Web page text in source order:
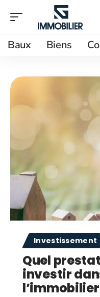
Baux Biens
Investissement
Quel
investir
l’immobilier